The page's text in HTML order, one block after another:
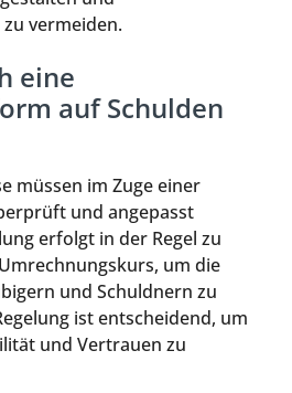
vermeiden.
eine
auf Schulden
müssen im Zuge einer
und angepasst
erfolgt in der Regel zu
um die
und Schuldnern zu
ist entscheidend, um
und Vertrauen zu